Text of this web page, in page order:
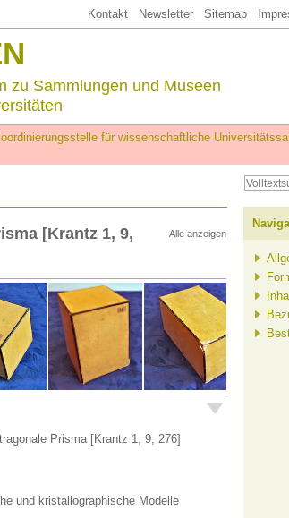
Kontakt Newsletter Sitemap
zu Sammlungen und Museen
für wissenschaftliche
Alle anzeigen
[Krantz 1, 9,
Prisma [Krantz 1, 9, 276]
und kristallographische Modelle